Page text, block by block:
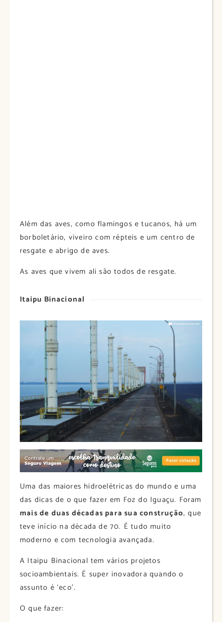
Além das aves, como flamingos e tucanos, há um
borboletário, viveiro com répteis e um centro de
resgate e abrigo de aves.
As aves que vivem ali são todos de resgate.
Itaipu Binacional
Uma das maiores hidroelétricas do mundo e uma
das dicas de o que fazer em Foz do Iguaçu. Foram
mais de duas décadas para sua construção, que
teve início na década de 70. É tudo muito
moderno e com tecnologia avançada.
A Itaipu Binacional tem vários projetos
socioambientais. É super inovadora quando o
assunto é ‘eco’.
O que fazer: